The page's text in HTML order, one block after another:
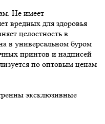
Не имеет
вредных для здоровья
целостность в
в универсальном буром
принтов и надписей
по оптовым ценам
эксклюзивные